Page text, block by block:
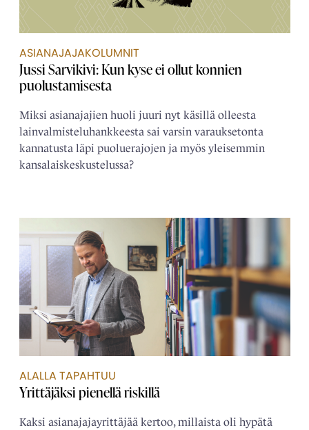
ASIANAJAJAKOLUMNIT
Jussi Sarvikivi: Kun kyse ei ollut konnien
puolustamisesta
Miksi asianajajien huoli juuri nyt käsillä olleesta
lainvalmisteluhankkeesta sai varsin varauksetonta
kannatusta läpi puoluerajojen ja myös yleisemmin
kansalaiskeskustelussa?
ALALLA TAPAHTUU
Yrittäjäksi pienellä riskillä
Kaksi asianajajayrittäjää kertoo, millaista oli hypätä